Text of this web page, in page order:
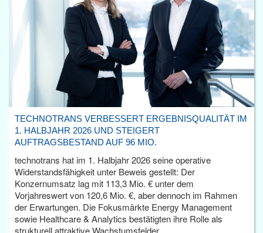
TECHNOTRANS VERBESSERT ERGEBNISQUALITÄT IM
1. HALBJAHR 2026 UND STEIGERT
AUFTRAGSBESTAND AUF 96 MIO.
technotrans hat im 1. Halbjahr 2026 seine operative
Widerstandsfähigkeit unter Beweis gestellt: Der
Konzernumsatz lag mit 113,3 Mio. € unter dem
Vorjahreswert von 120,6 Mio. €, aber dennoch im Rahmen
der Erwartungen. Die Fokusmärkte Energy Management
sowie Healthcare & Analytics bestätigten ihre Rolle als